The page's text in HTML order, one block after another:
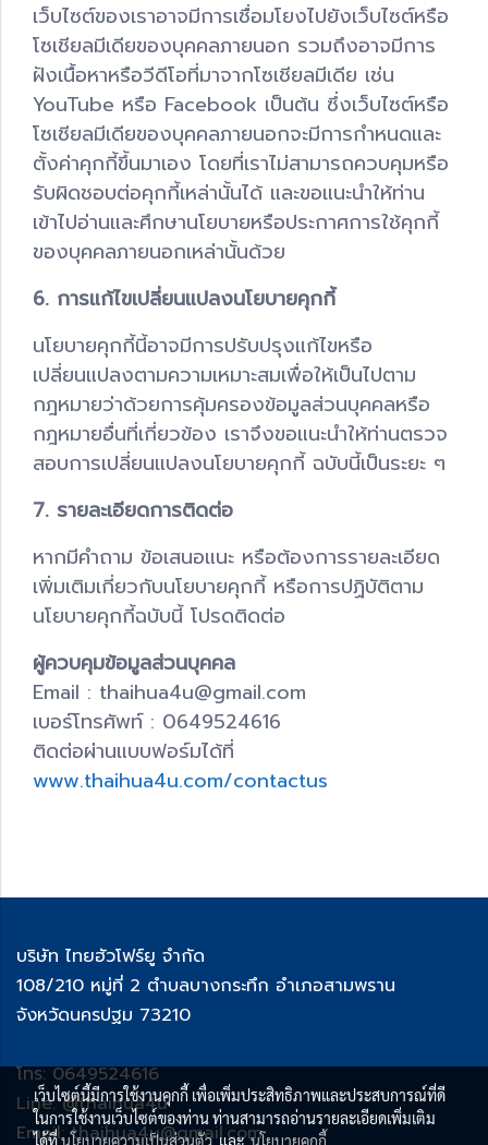
เว็บไซต์ของเราอาจมีการเชื่อมโยงไปยังเว็บไซต์หรือ
โซเชียลมีเดียของบุคคลภายนอก รวมถึงอาจมีการ
ฝังเนื้อหาหรือวีดีโอที่มาจากโซเชียลมีเดีย เช่น
YouTube หรือ Facebook เป็นต้น ซึ่งเว็บไซต์หรือ
โซเชียลมีเดียของบุคคลภายนอกจะมีการกำหนดและ
ตั้งค่าคุกกี้ขึ้นมาเอง โดยที่เราไม่สามารถควบคุมหรือ
รับผิดชอบต่อคุกกี้เหล่านั้นได้ และขอแนะนำให้ท่าน
เข้าไปอ่านและศึกษานโยบายหรือประกาศการใช้คุกกี้
ของบุคคลภายนอกเหล่านั้นด้วย
6. การแก้ไขเปลี่ยนแปลงนโยบายคุกกี้
นโยบายคุกกี้นี้อาจมีการปรับปรุงแก้ไขหรือ
เปลี่ยนแปลงตามความเหมาะสมเพื่อให้เป็นไปตาม
กฎหมายว่าด้วยการคุ้มครองข้อมูลส่วนบุคคลหรือ
กฎหมายอื่นที่เกี่ยวข้อง เราจึงขอแนะนำให้ท่านตรวจ
สอบการเปลี่ยนแปลงนโยบายคุกกี้ ฉบับนี้เป็นระยะ ๆ
7. รายละเอียดการติดต่อ
หากมีคำถาม ข้อเสนอแนะ หรือต้องการรายละเอียด
เพิ่มเติมเกี่ยวกับนโยบายคุกกี้ หรือการปฏิบัติตาม
นโยบายคุกกี้ฉบับนี้ โปรดติดต่อ
ผู้ควบคุมข้อมูลส่วนบุคคล
Email : thaihua4u@gmail.com
เบอร์โทรศัพท์ : 0649524616
ติดต่อผ่านแบบฟอร์มได้ที่
www.thaihua4u.com/contactus
บริษัท ไทยฮัวโฟร์ยู จำกัด
108/210 หมู่ที่ 2 ตำบลบางกระทึก อำเภอสามพราน
จังหวัดนครปฐม 73210
โทร: 0649524616
Line: @thaihua4u
Email: thaihua4u@gmail.com
เว็บไซต์นี้มีการใช้งานคุกกี้ เพื่อเพิ่มประสิทธิภาพและประสบการณ์ที่ดี
ในการใช้งานเว็บไซต์ของท่าน ท่านสามารถอ่านรายละเอียดเพิ่มเติม
ได้ที่นโยบายความเป็นส่วนตัวและนโยบายคุกกี้